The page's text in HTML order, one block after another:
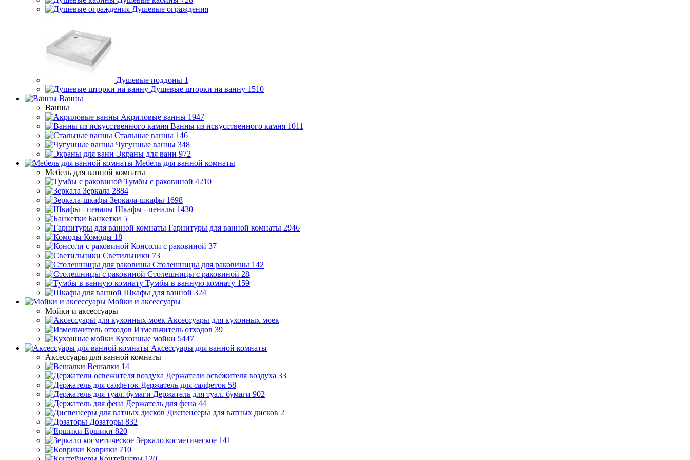
Душевые ограждения
Душевые поддоны 1
Душевые шторки на ванну 1510
Ванны
Ванны
Акриловые ванны 1947
Ванны из искусственного камня 1011
Стальные ванны 146
Чугунные ванны 348
Экраны для ванн 972
Мебель для ванной комнаты
Мебель для ванной комнаты
Тумбы с раковиной 4210
Зеркала 2884
Зеркала-шкафы 1698
Шкафы - пеналы 1430
Банкетки 5
Гарнитуры для ванной комнаты 2946
Комоды 18
Консоли с раковиной 37
Светильники 73
Столешницы для раковины 142
Столешницы с раковиной 28
Тумбы в ванную комнату 159
Шкафы для ванной 324
Мойки и аксессуары
Мойки и аксессуары
Аксессуары для кухонных моек
Измельчитель отходов 39
Кухонные мойки 5447
Аксессуары для ванной комнаты
Аксессуары для ванной комнаты
Вешалки 14
Держатели освежителя воздуха 33
Держатель для салфеток 58
Держатель для туал. бумаги 902
Держатель для фена 44
Диспенсеры для ватных дисков 2
Дозаторы 832
Ершики 820
Зеркало косметическое 141
Коврики 710